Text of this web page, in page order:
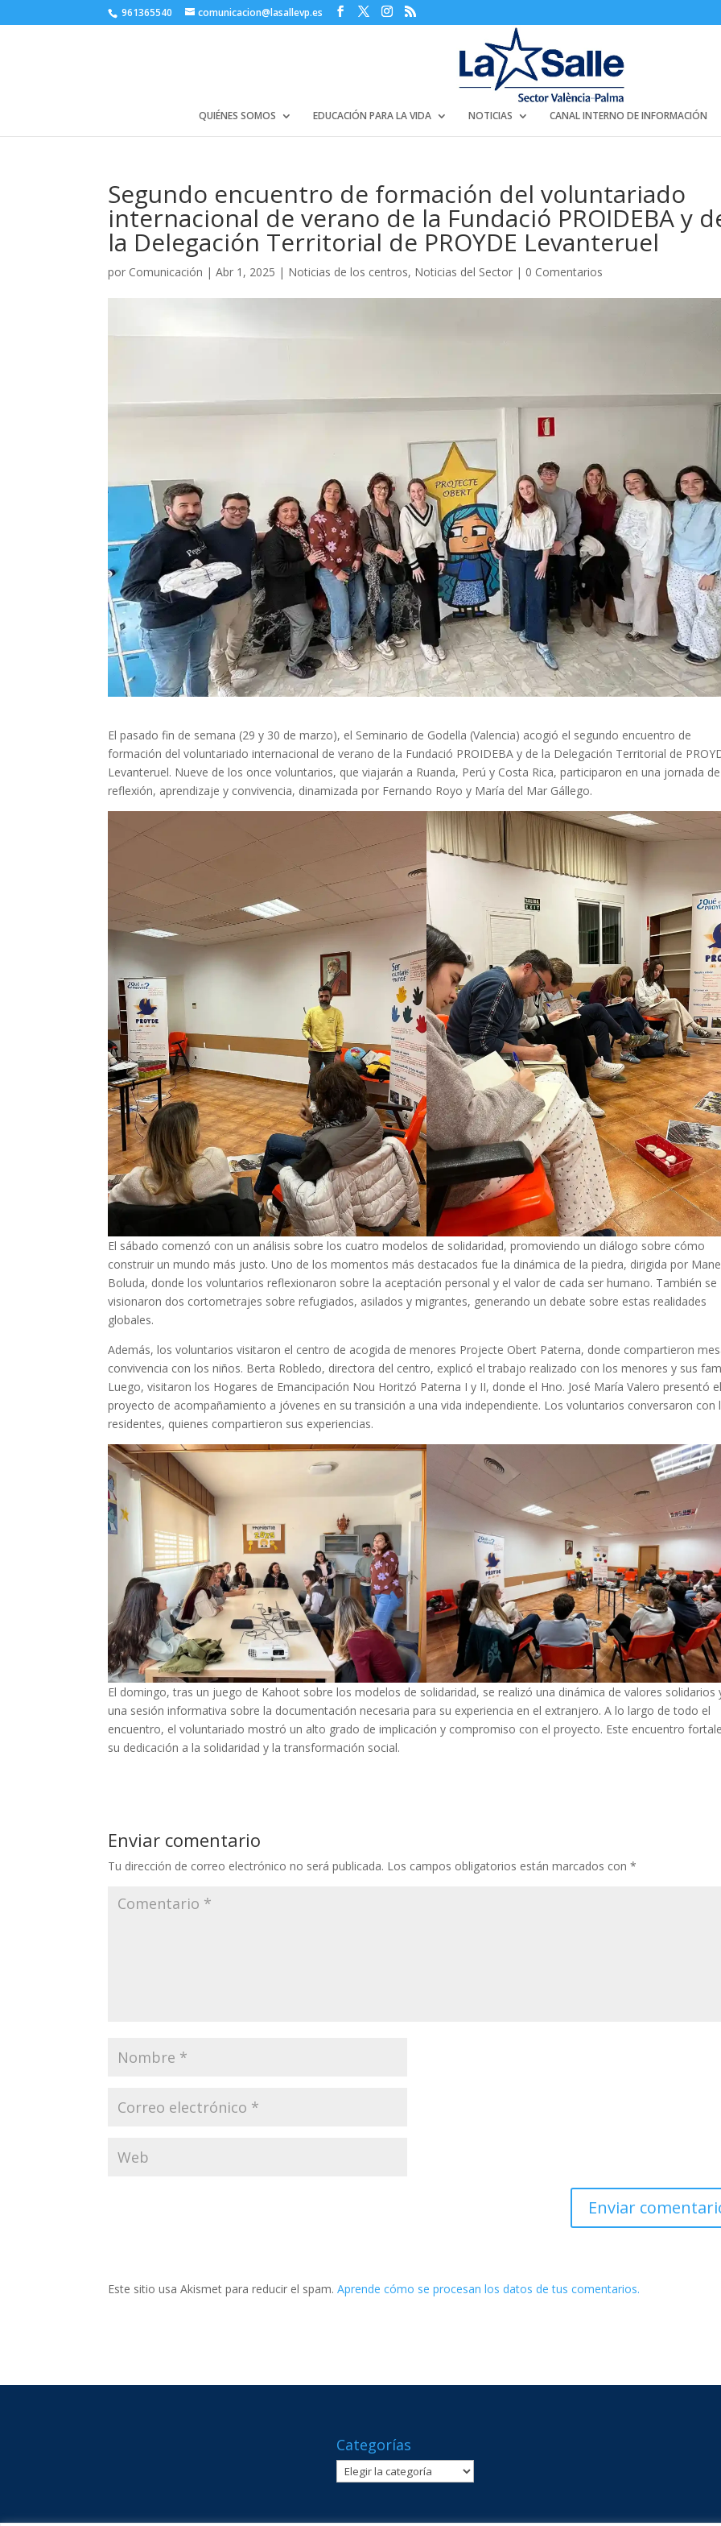
961365540 comunicacion@lasallevp.es
QUIÉNES SOMOS EDUCACIÓN PARA LA VIDA NOTICIAS CANAL INTERNO DE INFORMACIÓN
Segundo encuentro de formación del voluntariado
internacional de verano de la Fundació PROIDEBA y
la Delegación Territorial de PROYDE Levanteruel
por Comunicación |Abr 1, 2025 | Noticias de los centros, Noticias del Sector | 0 Comentarios
El pasado fin de semana (29 y 30 de marzo), el Seminario de Godella (Valencia) acogió el segundo encuentro de
formación del voluntariado internacional de verano de la Fundació PROIDEBA y de la Delegación Territorial de
Levanteruel. Nueve de los once voluntarios, que viajarán a Ruanda, Perú y Costa Rica, participaron en una jornada de
reflexión, aprendizaje y convivencia, dinamizada por Fernando Royo y María del Mar Gállego.
El sábado comenzó con un análisis sobre los cuatro modelos de solidaridad, promoviendo un diálogo sobre cómo
construir un mundo más justo. Uno de los momentos más destacados fue la dinámica de la piedra, dirigida por
Boluda, donde los voluntarios reflexionaron sobre la aceptación personal y el valor de cada ser humano. También se
visionaron dos cortometrajes sobre refugiados, asilados y migrantes, generando un debate sobre estas realidades
globales.
Además, los voluntarios visitaron el centro de acogida de menores Projecte Obert Paterna, donde compartieron
convivencia con los niños. Berta Robledo, directora del centro, explicó el trabajo realizado con los menores y sus
Luego, visitaron los Hogares de Emancipación Nou Horitzó Paterna I y II, donde el Hno. José María Valero presentó
proyecto de acompañamiento a jóvenes en su transición a una vida independiente. Los voluntarios conversaron con
residentes, quienes compartieron sus experiencias.
El domingo, tras un juego de Kahoot sobre los modelos de solidaridad, se realizó una dinámica de valores solidarios
una sesión informativa sobre la documentación necesaria para su experiencia en el extranjero. A lo largo de todo el
encuentro, el voluntariado mostró un alto grado de implicación y compromiso con el proyecto. Este encuentro
su dedicación a la solidaridad y la transformación social.
Enviar comentario
Tu dirección de correo electrónico no será publicada. Los campos obligatorios están marcados con*
Este sitio usa Akismet para reducir el spam.Aprende cómo se procesan los datos de tus comentarios.
Categorías
Categorías